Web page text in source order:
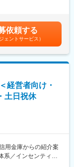
ます
実績有
状況を踏まえてエリ
ーテルを血管を経由
製品は、血管の狭く
のターゲット金額を
ンティブは個人業績
ついては能力・経験等
くまでも目安の金額
ます。月給(月額)は固
依頼する
ェントサービス）
経営者向け・
土日祝休
用金庫からの紹介案
／インセンティブ